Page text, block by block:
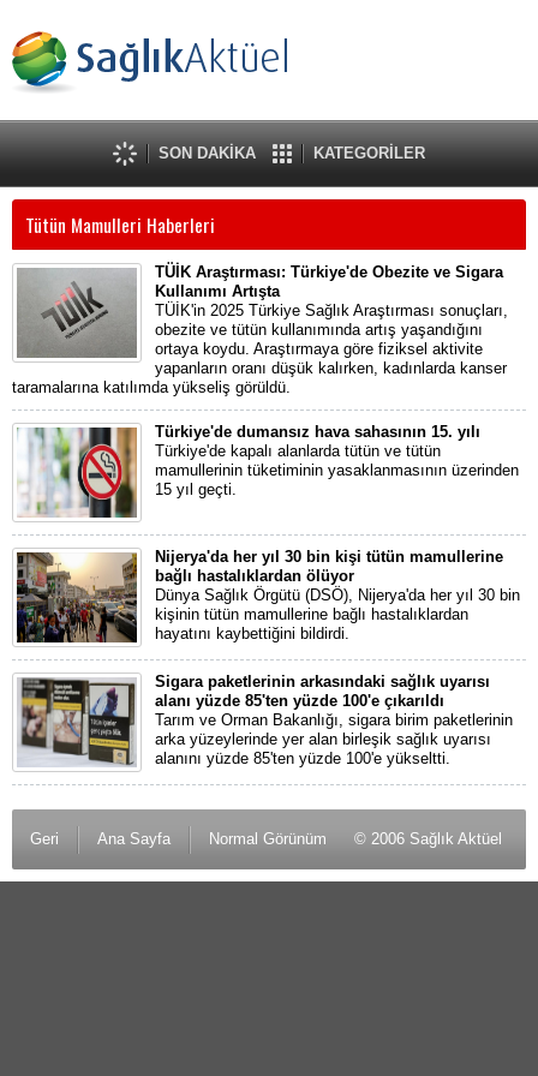
SON DAKİKA KATEGORİLER
Tütün Mamulleri Haberleri
TÜİK Araştırması: Türkiye'de Obezite ve Sigara
Kullanımı Artışta
TÜİK'in 2025 Türkiye Sağlık Araştırması sonuçları,
obezite ve tütün kullanımında artış yaşandığını
ortaya koydu. Araştırmaya göre fiziksel aktivite
yapanların oranı düşük kalırken, kadınlarda kanser
taramalarına katılımda yükseliş görüldü.
Türkiye'de dumansız hava sahasının 15. yılı
Türkiye'de kapalı alanlarda tütün ve tütün
mamullerinin tüketiminin yasaklanmasının üzerinden
15 yıl geçti.
Nijerya'da her yıl 30 bin kişi tütün mamullerine
bağlı hastalıklardan ölüyor
Dünya Sağlık Örgütü (DSÖ), Nijerya'da her yıl 30 bin
kişinin tütün mamullerine bağlı hastalıklardan
hayatını kaybettiğini bildirdi.
Sigara paketlerinin arkasındaki sağlık uyarısı
alanı yüzde 85'ten yüzde 100'e çıkarıldı
Tarım ve Orman Bakanlığı, sigara birim paketlerinin
arka yüzeylerinde yer alan birleşik sağlık uyarısı
alanını yüzde 85'ten yüzde 100'e yükseltti.
Geri Ana Sayfa Normal Görünüm © 2006 Sağlık Aktüel